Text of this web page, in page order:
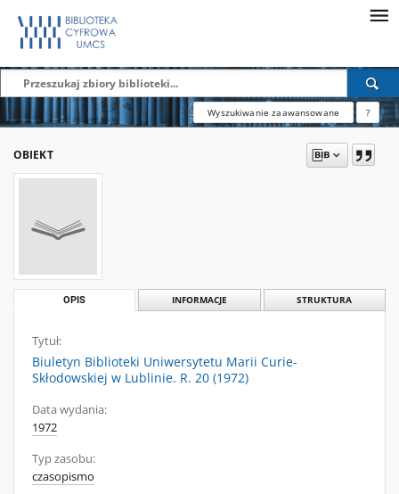
Wyszukiwanie zaawansowane ?
OBIEKT
OPIS INFORMACJE STRUKTURA
Tytuł:
Biuletyn Biblioteki Uniwersytetu Marii Curie-
Skłodowskiej w Lublinie. R. 20 (1972)
Data wydania:
1972
Typ zasobu:
czasopismo